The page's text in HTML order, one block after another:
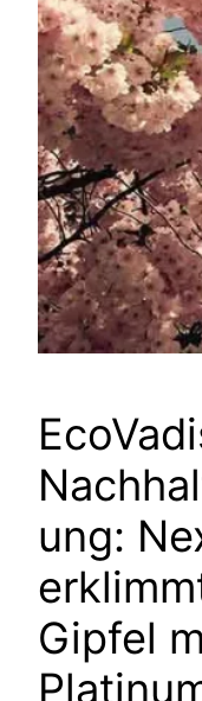
ung:
Gipfel